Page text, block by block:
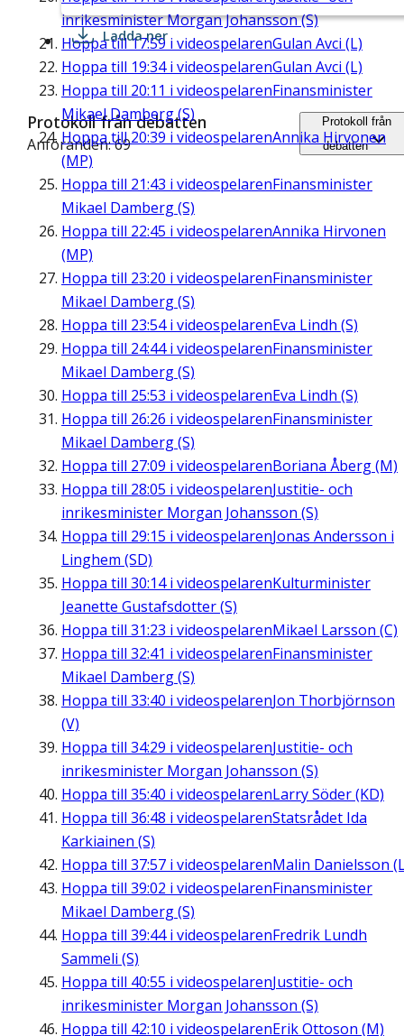
inrikesminister Morgan Johansson (S)
Hoppa till17:59 i videospelarenGulan Avci (L)
Hoppa till 19:34i videospelarenGulan Avci (L)
Hoppa till 20:11 i videospelarenFinansminister
Mikael Damberg (S)
Hoppa till20:39 i videospelarenAnnika Hirvonen
(MP)
Hoppa till 21:43 i videospelarenFinansminister
Mikael Damberg (S)
Hoppa till 22:45 i videospelarenAnnika Hirvonen
(MP)
Hoppa till 23:20 i videospelarenFinansminister
Mikael Damberg (S)
Hoppa till 23:54i videospelarenEva Lindh (S)
Hoppa till 24:44i videospelarenFinansminister
Mikael Damberg (S)
Hoppa till 25:53 i videospelarenEva Lindh (S)
Hoppa till 26:26 i videospelarenFinansminister
Mikael Damberg (S)
Hoppa till 27:09 i videospelarenBoriana Åberg (M)
Hoppa till 28:05 i videospelarenJustitie- och
inrikesminister Morgan Johansson (S)
Hoppa till 29:15 i videospelarenJonas Andersson i
Linghem (SD)
Hoppa till 30:14i videospelarenKulturminister
Jeanette Gustafsdotter (S)
Hoppa till 31:23 i videospelarenMikael Larsson (C)
Hoppa till 32:41 i videospelarenFinansminister
Mikael Damberg (S)
Hoppa till 33:40 i videospelarenJon Thorbjörnson
(V)
Hoppa till 34:29 i videospelarenJustitie- och
inrikesminister Morgan Johansson (S)
Hoppa till 35:40 i videospelarenLarry Söder (KD)
Hoppa till 36:48 i videospelarenStatsrådet Ida
Karkiainen (S)
Hoppa till 37:57 i videospelarenMalin Danielsson
Hoppa till 39:02 i videospelarenFinansminister
Mikael Damberg (S)
Hoppa till 39:44i videospelarenFredrik Lundh
Sammeli (S)
Hoppa till 40:55 i videospelarenJustitie- och
inrikesminister Morgan Johansson (S)
Hoppa till 42:10 i videospelarenErik Ottoson (M)
Ladda ner
Protokoll från debatten
Anföranden: 69
Protokoll från
debatten